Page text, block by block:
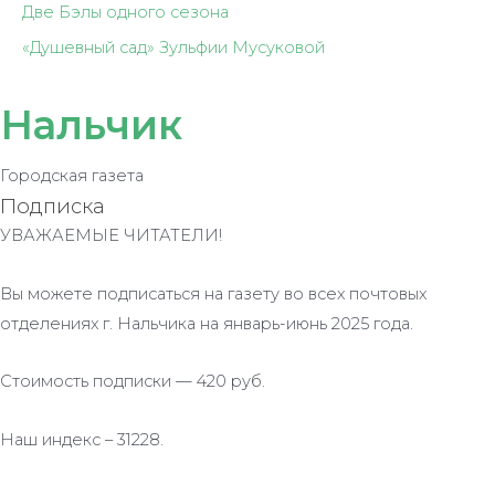
Две Бэлы одного сезона
«Душевный сад» Зульфии Мусуковой
Нальчик
Городская газета
Подписка
УВАЖАЕМЫЕ ЧИТАТЕЛИ!
Вы можете подписаться на газету во всех почтовых
отделениях г. Нальчика на январь-июнь 2025 года.
Стоимость подписки — 420 руб.
Наш индекс – 31228.